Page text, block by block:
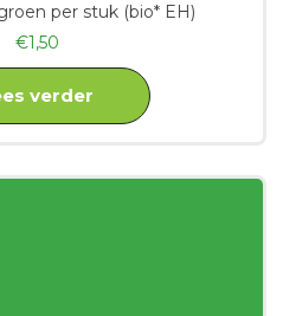
per stuk (bio* EH)
€1,50
verder